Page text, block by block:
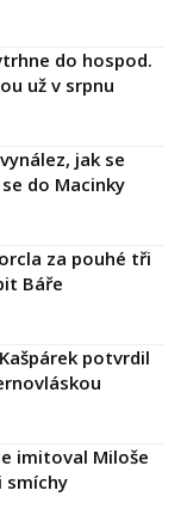
do hospod.
už v srpnu
jak se
do Macinky
za pouhé tři
Báře
potvrdil
imitoval Miloše
smíchy